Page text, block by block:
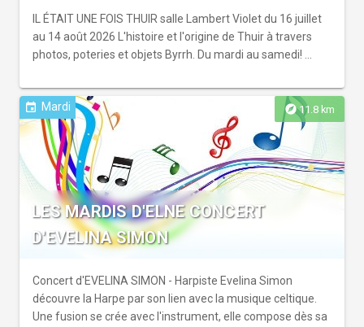
IL ÉTAIT UNE FOIS THUIR salle Lambert Violet du 16 juillet
au 14 août 2026 L'histoire et l'origine de Thuir à travers
photos, poteries et objets Byrrh. Du mardi au samedi! ...
explore11.8 km
event Mardi
LES MARDIS D'ELNE CONCERT
D'EVELINA SIMON
Concert d'EVELINA SIMON - Harpiste Evelina Simon
découvre la Harpe par son lien avec la musique celtique.
Une fusion se crée avec l'instrument, elle compose dès sa